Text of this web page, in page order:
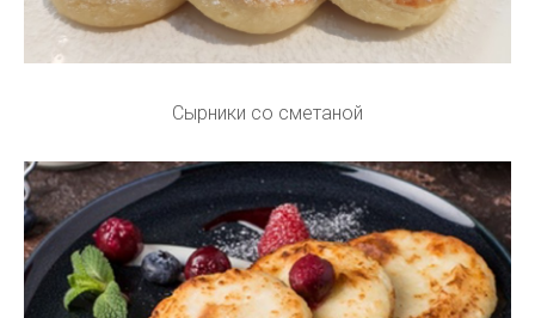
Сырники со сметаной